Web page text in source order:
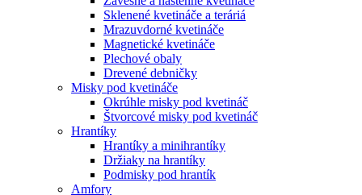
Sklenené kvetináče a teráriá
Mrazuvdorné kvetináče
Magnetické kvetináče
Plechové obaly
Drevené debničky
Misky pod kvetináče
Okrúhle misky pod kvetináč
Štvorcové misky pod kvetináč
Hrantíky
Hrantíky a minihrantíky
Držiaky na hrantíky
Podmisky pod hrantík
Amfory